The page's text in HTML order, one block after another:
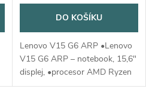
DO KOŠÍKU
Lenovo V15 G6 ARP •Lenovo
V15 G6 ARP – notebook, 15,6"
displej, •procesor AMD Ryzen
3 110, 16 GB RAM, 512GB